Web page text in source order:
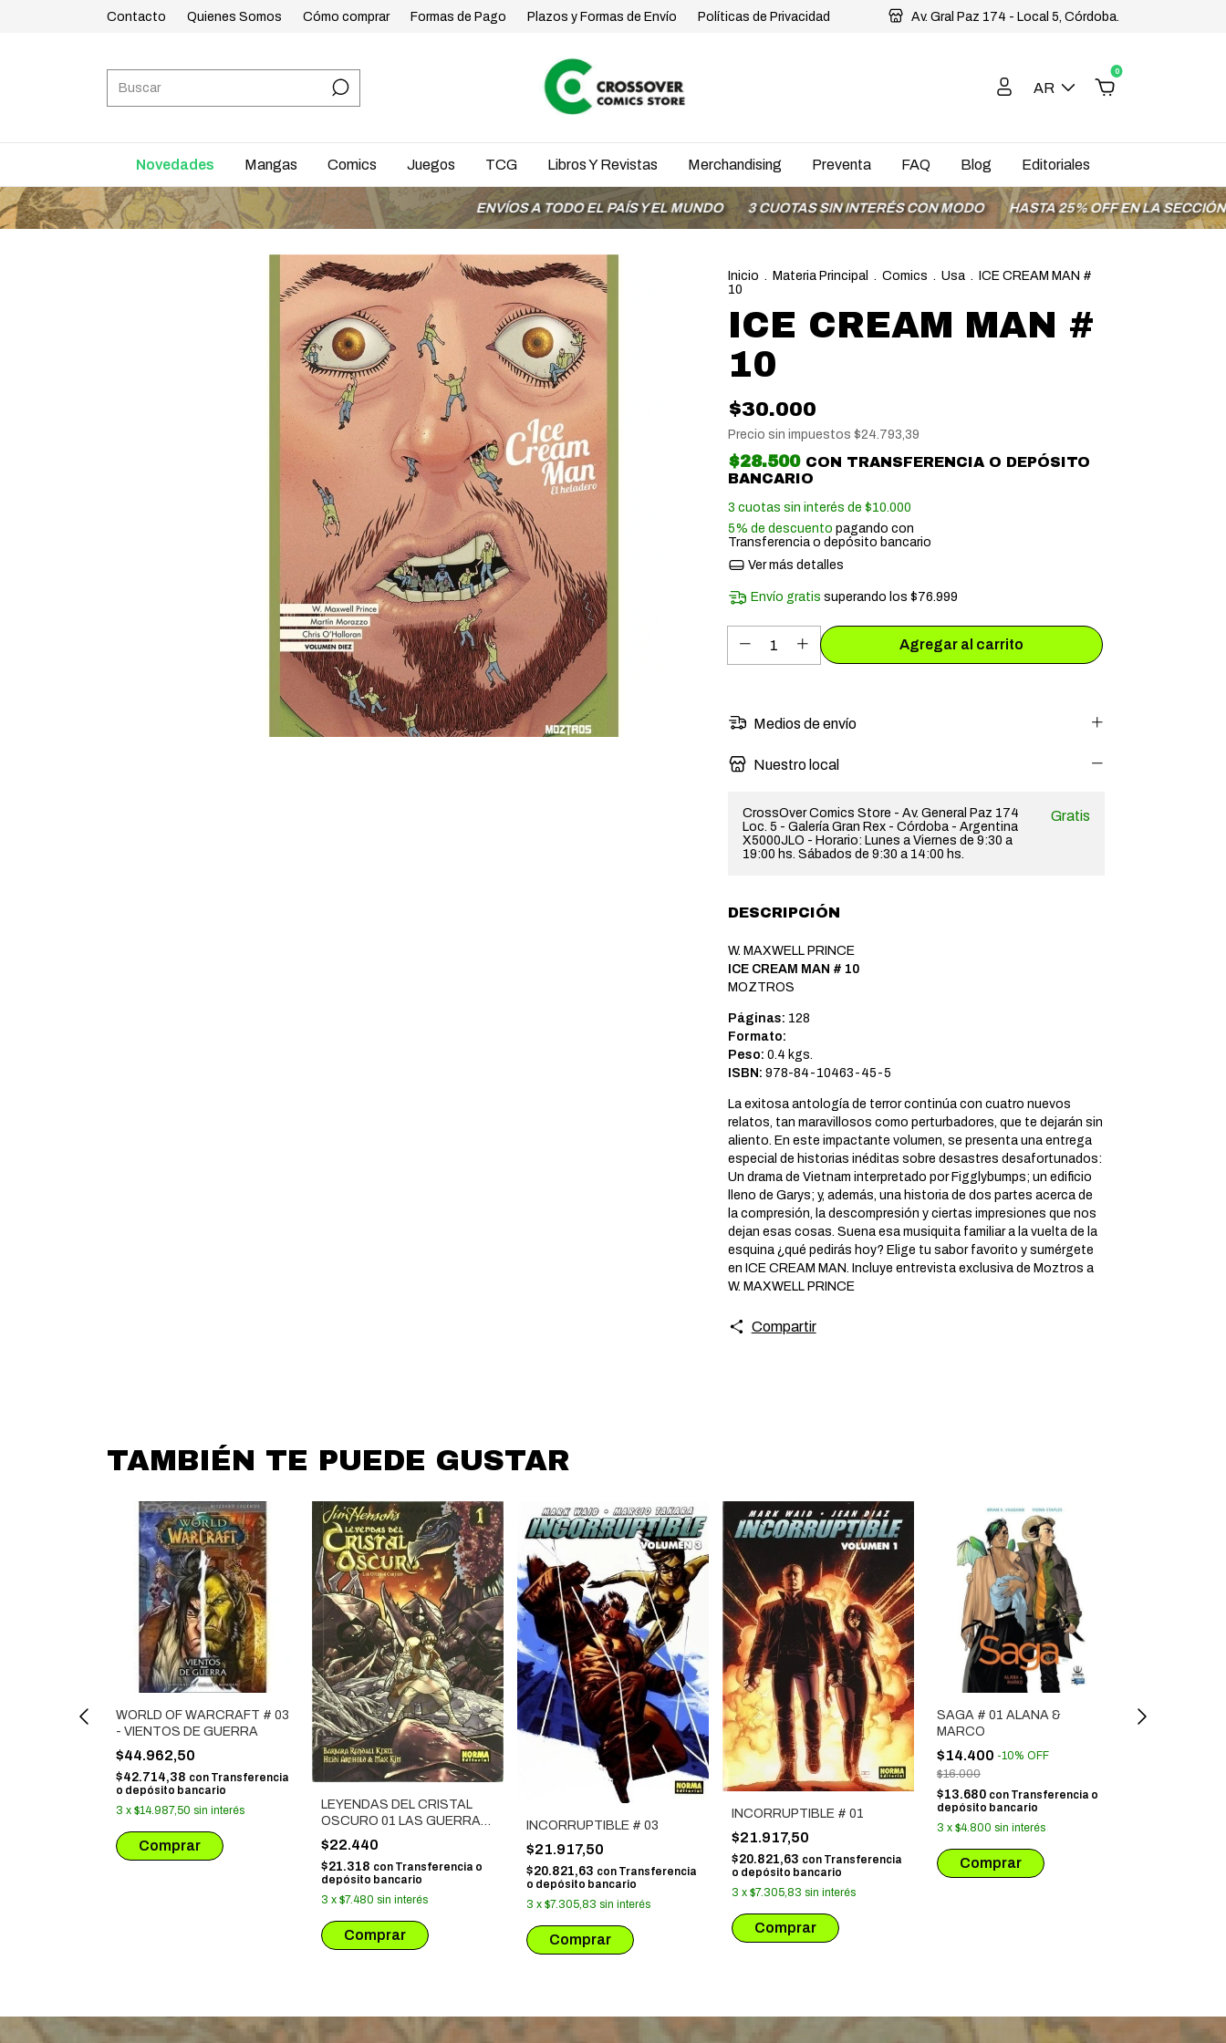
Contacto Quienes Somos Cómo comprar Formas de Pago Plazos y Formas de Envío Políticas de Privacidad Av. Gral Paz 174 - Local 5, Córdoba.
AR
0
Novedades Mangas Comics Juegos TCG Libros Y Revistas Merchandising Preventa FAQ Blog Editoriales
ENVÍOS A TODO EL PAÍS Y EL MUNDO 3 CUOTAS SIN INTERÉS CON MODO HASTA 25% OFF EN LA SECCIÓN
Inicio . Materia Principal . Comics . Usa .
ICE CREAM MAN #
10
ICE CREAM MAN #
10
$30.000
Precio sin impuestos $24.793,39
$28.500 CON TRANSFERENCIA O DEPÓSITO
BANCARIO
3 cuotas sin interés de $10.000
5% de descuento pagando con
Transferencia o depósito bancario
Ver más detalles
Envío gratis superando los$76.999
Medios de envío
Nuestro local
CrossOver Comics Store - Av. General Paz 174
Loc. 5 - Galería Gran Rex - Córdoba - Argentina
X5000JLO - Horario: Lunes a Viernes de 9:30 a
19:00 hs. Sábados de 9:30 a 14:00 hs.
Gratis
DESCRIPCIÓN
W. MAXWELL PRINCE
ICE CREAM MAN # 10
MOZTROS
Páginas: 128
Formato:
Peso: 0.4 kgs.
ISBN: 978-84-10463-45-5
La exitosa antología de terror continúa con cuatro nuevos
relatos, tan maravillosos como perturbadores, que te dejarán sin
aliento. En este impactante volumen, se presenta una entrega
especial de historias inéditas sobre desastres desafortunados:
Un drama de Vietnam interpretado por Figglybumps; un edificio
lleno de Garys; y, además, una historia de dos partes acerca de
la compresión, la descompresión y ciertas impresiones que nos
dejan esas cosas. Suena esa musiquita familiar a la vuelta de la
esquina ¿qué pedirás hoy? Elige tu sabor favorito y sumérgete
en ICE CREAM MAN. Incluye entrevista exclusiva de Moztros a
W. MAXWELL PRINCE
Compartir
TAMBIÉN TE PUEDE GUSTAR
WORLD OF WARCRAFT # 03
- VIENTOS DE GUERRA
$44.962,50
$42.714,38 con Transferencia
o depósito bancario
3 x $14.987,50 sin interés
LEYENDAS DEL CRISTAL
OSCURO 01 LAS GUERRAS
GARTHIM
$22.440
$21.318 con Transferencia o
depósito bancario
3 x $7.480 sin interés
INCORRUPTIBLE # 03
$21.917,50
$20.821,63 con Transferencia
o depósito bancario
3 x $7.305,83 sin interés
INCORRUPTIBLE # 01
$21.917,50
$20.821,63 con Transferencia
o depósito bancario
3 x $7.305,83 sin interés
SAGA # 01 ALANA &
MARCO
$14.400 -10% OFF
$16.000
$13.680 con Transferencia o
depósito bancario
3 x $4.800 sin interés